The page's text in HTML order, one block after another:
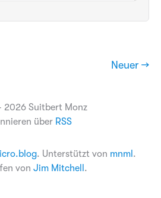
Neuer →
2026 Suitbert Monz
über RSS
. Unterstützt von mnml .
von Jim Mitchell .